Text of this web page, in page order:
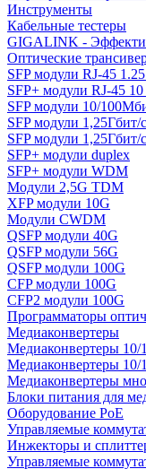
Инструменты
Кабельные тестеры
GIGALINK -
Оптические
SFP модули RJ-45
SFP+ модули RJ-45
SFP модули 10/
SFP модули
SFP модули 1,25Гбит/
SFP+ модули duplex
SFP+ модули WDM
Модули 2,5G TDM
XFP модули 10G
Модули CWDM
QSFP модули 40G
QSFP модули 56G
QSFP модули 100G
CFP модули 100G
CFP2 модули 100G
Программаторы
Медиаконвертеры
Медиаконвертеры 10/
Медиаконвертеры
Медиаконвертеры
Блоки питания для
Оборудование PoE
Управляемые
Инжекторы и
Управляемые